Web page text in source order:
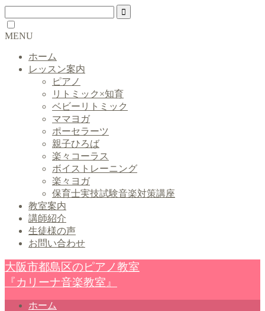
MENU
ホーム
レッスン案内
ピアノ
リトミック×知育
ベビーリトミック
ママヨガ
ポーセラーツ
親子ひろば
楽々コーラス
ボイストレーニング
楽々ヨガ
保育士実技試験音楽対策講座
教室案内
講師紹介
生徒様の声
お問い合わせ
大阪市都島区のピアノ教室
『カリーナ音楽教室』
ホーム